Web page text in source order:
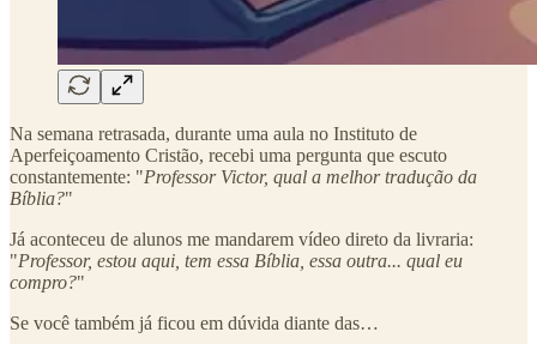
Na semana retrasada, durante uma aula no Instituto de
Aperfeiçoamento Cristão, recebi uma pergunta que escuto
constantemente: "Professor Victor, qual a melhor tradução da
Bíblia?"
Já aconteceu de alunos me mandarem vídeo direto da livraria:
"Professor, estou aqui, tem essa Bíblia, essa outra... qual eu
compro?"
Se você também já ficou em dúvida diante das…